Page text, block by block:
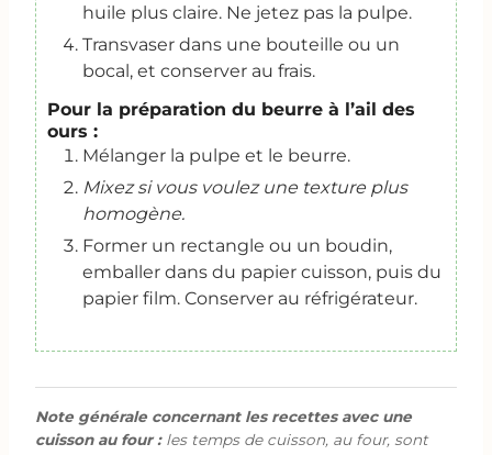
huile plus claire. Ne jetez pas la pulpe.
Transvaser dans une bouteille ou un
bocal, et conserver au frais.
Pour la préparation du beurre à l’ail des
ours :
Mélanger la pulpe et le beurre.
Mixez si vous voulez une texture plus
homogène.
Former un rectangle ou un boudin,
emballer dans du papier cuisson, puis du
papier film. Conserver au réfrigérateur.
Note générale concernant les recettes avec une
cuisson au four :les temps de cuisson, au four, sont